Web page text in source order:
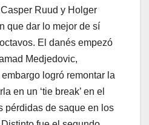
Ruud y Holger
que dar lo mejor de sí
El danés empezó
Medjedovic,
logró remontar la
en un ‘tie break’ en el
pérdidas de saque en los